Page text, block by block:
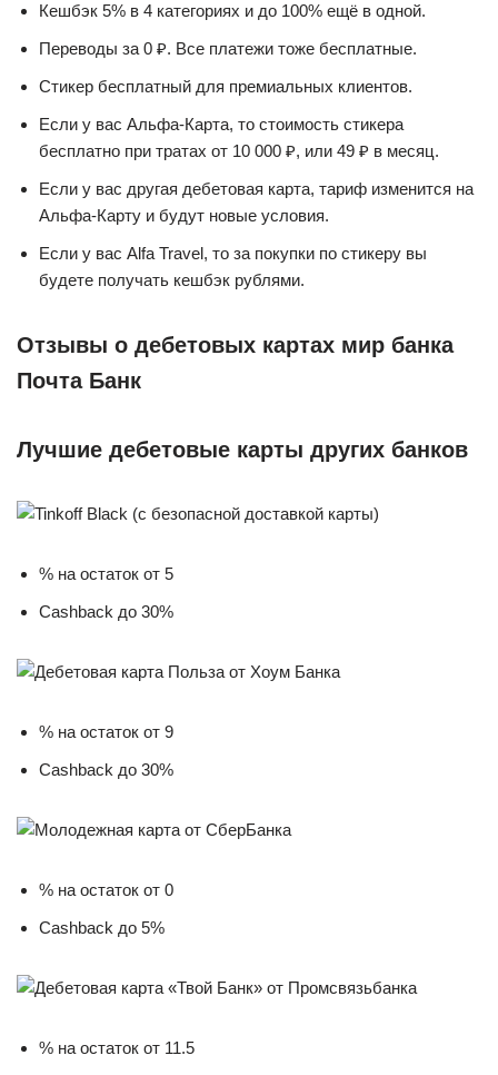
Кешбэк 5% в 4 категориях и до 100% ещё в одной.
Переводы за 0 ₽. Все платежи тоже бесплатные.
Стикер бесплатный для премиальных клиентов.
Если у вас Альфа-Карта, то стоимость стикера
бесплатно при тратах от 10 000 ₽, или 49 ₽ в месяц.
Если у вас другая дебетовая карта, тариф изменится на
Альфа-Карту и будут новые условия.
Если у вас Alfa Travel, то за покупки по стикеру вы
будете получать кешбэк рублями.
Отзывы о дебетовых картах мир банка
Почта Банк
Лучшие дебетовые карты других банков
% на остаток от 5
Cashback до 30%
% на остаток от 9
Cashback до 30%
% на остаток от 0
Cashback до 5%
% на остаток от 11.5